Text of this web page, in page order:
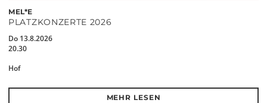
MEL*E
PLATZKONZERTE 2026
Do 13.8.2026
20.30
Hof
MEHR LESEN